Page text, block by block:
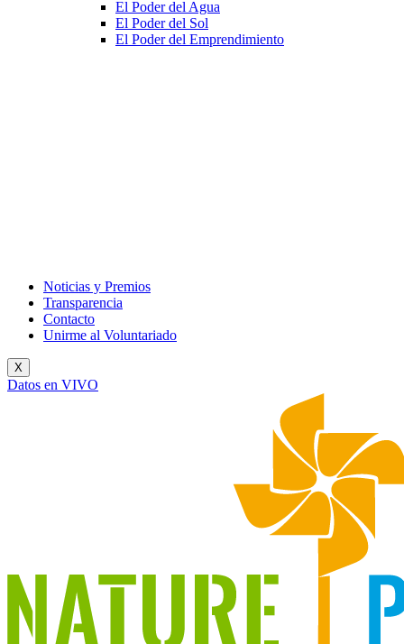
El Poder del Agua
El Poder del Sol
El Poder del Emprendimiento
Noticias y Premios
Transparencia
Contacto
Unirme al Voluntariado
X
Datos en VIVO